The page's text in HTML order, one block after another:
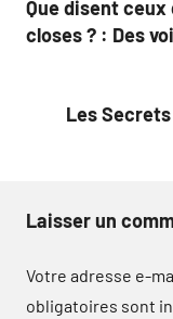
de
Que disent
closes ? : Des
Les
Laisser un
Votre adresse e-
obligatoires sont